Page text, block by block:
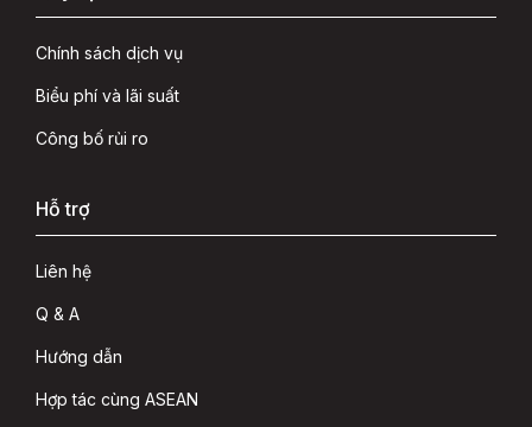
Chính sách dịch vụ
Biểu phí và lãi suất
Công bố rủi ro
Hỗ trợ
Liên hệ
Q & A
Hướng dẫn
Hợp tác cùng ASEAN